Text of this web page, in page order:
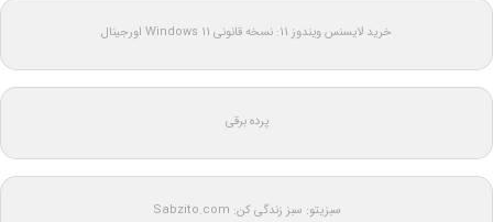
خرید لایسنس ویندوز 11: نسخه قانونی Windows 11 اورجینال
پرده برقی
سبزیتو: سبز زندگی کن: Sabzito.com